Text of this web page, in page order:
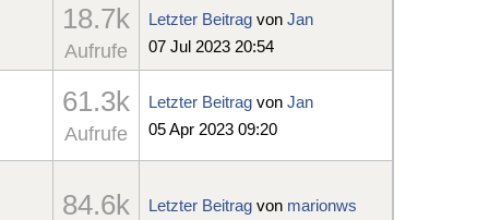
18.7k
Aufrufe
Letzter Beitrag von Jan
07 Jul 2023 20:54
61.3k
Aufrufe
Letzter Beitrag von Jan
05 Apr 2023 09:20
84.6k Letzter Beitrag von marionws